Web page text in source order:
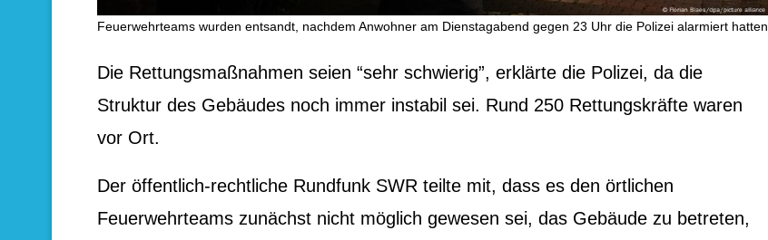
Feuerwehrteams wurden entsandt, nachdem Anwohner am Dienstagabend gegen 23 Uhr die Polizei alarmiert hatten
Die Rettungsmaßnahmen seien “sehr schwierig”, erklärte die Polizei, da die
Struktur des Gebäudes noch immer instabil sei. Rund 250 Rettungskräfte waren
vor Ort.
Der öffentlich-rechtliche Rundfunk SWR teilte mit, dass es den örtlichen
Feuerwehrteams zunächst nicht möglich gewesen sei, das Gebäude zu betreten,